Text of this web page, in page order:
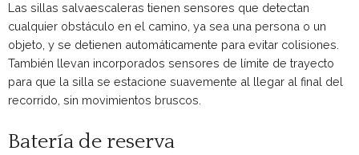
Las sillas salvaescaleras tienen sensores que detectan
cualquier obstáculo en el camino, ya sea una persona o un
objeto, y se detienen automáticamente para evitar colisiones.
También llevan incorporados sensores de límite de trayecto
para que la silla se estacione suavemente al llegar al final del
recorrido, sin movimientos bruscos.
Batería de reserva